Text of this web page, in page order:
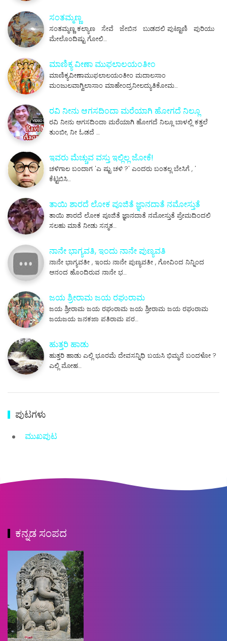
ಸಂತಮ್ಮಣ್ಣ
ಸಂತಮ್ಮಣ್ಣ ಕಲ್ಯಾಣ ಸೇವೆ ಜೇಬಿನ ಬುಡದಲಿ ಪುಟ್ಟಾಣಿ ಪುರಿಯು
ಮೇಲೊಂದಿಷ್ಟು ಗೋಲಿ…
ಮಾಣಿಕ್ಯ ವೀಣಾ ಮುಫಲಾಲಯಂತೀಂ
ಮಾಣಿಕ್ಯವೀಣಾಮುಫಲಾಲಯಂತೀಂ ಮದಾಲಸಾಂ
ಮಂಜುಲವಾಗ್ವಿಲಾಸಾಂ ಮಾಹೇಂದ್ರನೀಲದ್ಯುತಿಕೋಮ…
ರವಿ ನೀನು ಆಗಸದಿಂದಾ ಮರೆಯಾಗಿ ಹೋಗದೆ ನಿಲ್ಲೂ
ರವಿ ನೀನು ಆಗಸದಿಂದಾ ಮರೆಯಾಗಿ ಹೋಗದೆ ನಿಲ್ಲೂ ಬಾಳಲ್ಲಿ ಕತ್ತಲೆ
ತುಂಬೀ, ನೀ ಓಡದೆ …
ಇವರು ಮೆಚ್ಚುವ ವಸ್ತು ಇಲ್ಲಿಲ್ಲ ಜೋಕೆ!
ಚಳಿಗಾಲ ಬಂದಾಗ 'ಎ ಷ್ಟು ಚಳಿ ?' ಎಂದರು ಬಂತಲ್ಲ ಬೇಸಿಗೆ , '
ಕೆಟ್ಟಬಿಸಿ…
ತಾಯಿ ಶಾರದೆ ಲೋಕ ಪೂಜಿತೆ ಜ್ಞಾನದಾತೆ ನಮೋಸ್ತುತೆ
ತಾಯಿ ಶಾರದೆ ಲೋಕ ಪೂಜಿತೆ ಜ್ಞಾನದಾತೆ ನಮೋಸ್ತುತೆ ಪ್ರೇಮದಿಂದಲಿ
ಸಲಹು ಮಾತೆ ನೀಡು ಸನ್ಮತ…
ನಾನೇ ಭಾಗ್ಯವತಿ, ಇಂದು ನಾನೇ ಪುಣ್ಯವತಿ
ನಾನೇ ಭಾಗ್ಯವತೀ , ಇಂದು ನಾನೇ ಪುಣ್ಯವತೀ , ಗೋವಿಂದ ನಿನ್ನಿಂದ
ಆನಂದ ಹೊಂದಿರುವ ನಾನೇ ಭ…
ಜಯ ಶ್ರೀರಾಮ ಜಯ ರಘುರಾಮ
ಜಯ ಶ್ರೀರಾಮ ಜಯ ರಘುರಾಮ ಜಯ ಶ್ರೀರಾಮ ಜಯ ರಘುರಾಮ
ಜಯಜಯ ಜನಕಜಾ ಪತಿರಾಮ ಪರ…
ಹುತ್ತರಿ ಹಾಡು
ಹುತ್ತರಿ ಹಾಡು ಎಲ್ಲಿ ಭೂರಮೆ ದೇವಸನ್ನಿಧಿ ಬಯಸಿ ಭಿಮ್ಮನೆ ಬಂದಳೋ ?
ಎಲ್ಲಿ ಮೋಹ…
ಪುಟಗಳು
ಮುಖಪುಟ
ಕನ್ನಡ ಸಂಪದ